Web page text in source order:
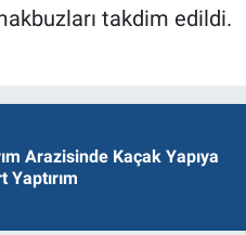
takdim edildi.
Arazisinde Kaçak Yapıya
Yaptırım